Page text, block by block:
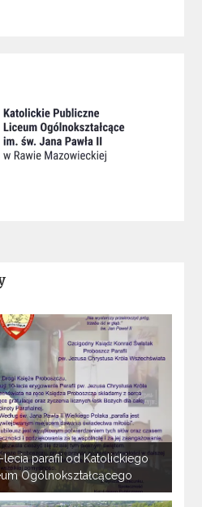
parafii od Katolickiego
Ogólnokształcącego